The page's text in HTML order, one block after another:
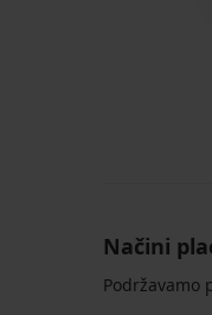
Načini
Podržavamo